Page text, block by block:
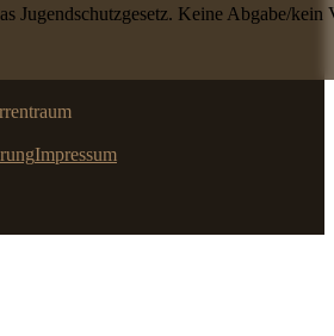
Jugendschutzgesetz. Keine Abgabe/
Impressum